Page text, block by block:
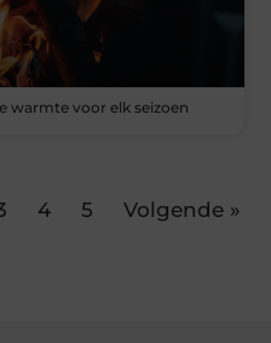
warmte voor elk seizoen
4 5 Volgende »